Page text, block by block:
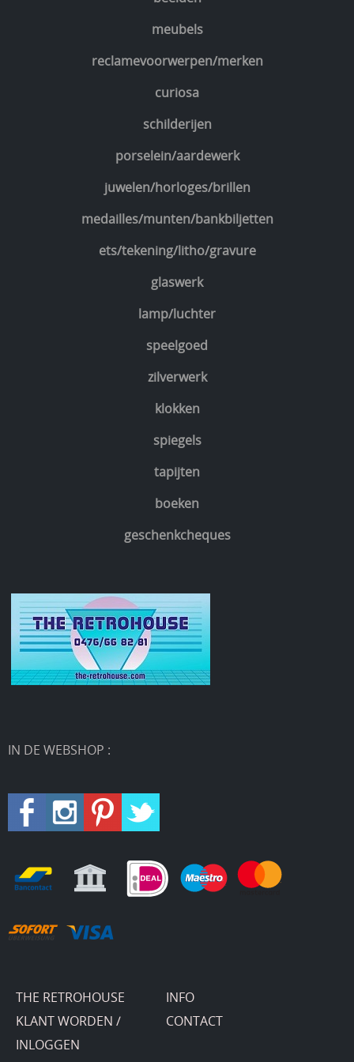
meubels
reclamevoorwerpen/merken
curiosa
schilderijen
porselein/aardewerk
juwelen/horloges/brillen
medailles/munten/bankbiljetten
ets/tekening/litho/gravure
glaswerk
lamp/luchter
speelgoed
zilverwerk
klokken
spiegels
tapijten
boeken
geschenkcheques
IN DE WEBSHOP :
THE RETROHOUSE
INFO
KLANT WORDEN /
INLOGGEN
CONTACT